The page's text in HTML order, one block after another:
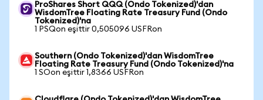
ProShares Short QQQ (Ondo Tokenized)'dan
WisdomTree Floating Rate Treasury Fund (Ondo
Tokenized)'na
1 PSQon eşittir 0,505096 USFRon
Southern (Ondo Tokenized)'dan WisdomTree
Floating Rate Treasury Fund (Ondo Tokenized)'na
1 SOon eşittir 1,8366 USFRon